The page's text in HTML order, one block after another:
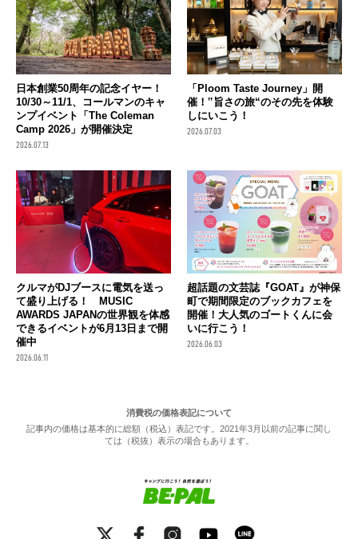
日本創業50周年の記念イヤー！
10/30～11/1、コールマンのキャ
ンプイベント「The Coleman
Camp 2026」が開催決定
2026.07.13
「Ploom Taste Journey」開
催！‟旨さの旅“のその先を体験
しにいこう！
2026.07.03
クルマがDJブースに電気を送っ
て盛り上げる！ MUSIC
AWARDS JAPANの世界観を体感
できるイベントが6月13日まで開
催中
2026.06.11
超話題の文芸誌『GOAT』が神保
町で期間限定のブックカフェを
開催！大人気のゴートくんに会
いに行こう！
2026.06.03
消費税の価格表記について
記事内の価格は基本的に総額（税込）表記です。2021年3月以前の記事に関し
ては（税抜）表示の場合もあります。